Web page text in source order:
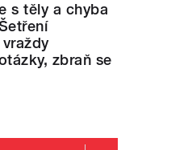
s těly a chyba
zbraň se